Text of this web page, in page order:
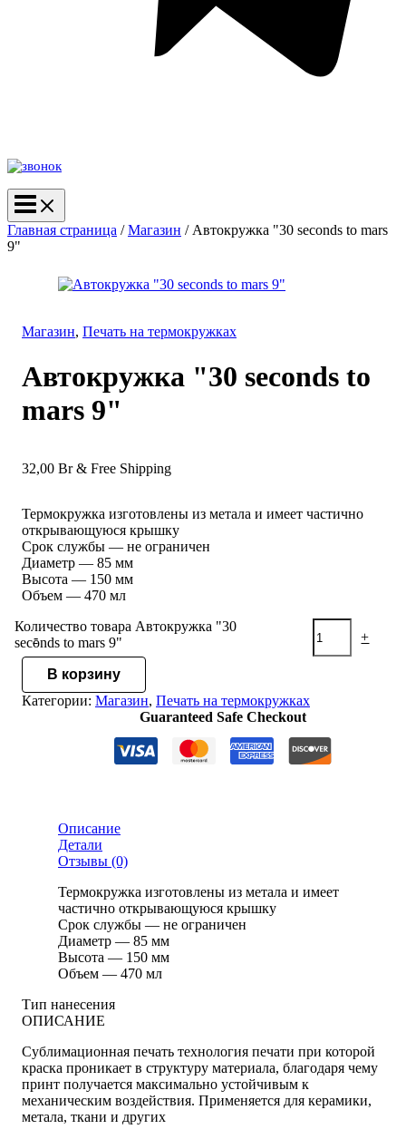
Главная страница /Магазин / Автокружка "30 seconds to mars
9"
Магазин, Печать на термокружках
Автокружка "30 seconds to
mars 9"
32,00 Br & Free Shipping
Термокружка изготовлены из метала и имеет частично
открывающуюся крышку
Срок службы — не ограничен
Диаметр — 85 мм
Высота — 150 мм
Объем — 470 мл
-
Количество товара Автокружка "30
seconds to mars 9"
+
В корзину
Категории: Магазин, Печать на термокружках
Guaranteed Safe Checkout
Описание
Детали
Отзывы (0)
Термокружка изготовлены из метала и имеет
частично открывающуюся крышку
Срок службы — не ограничен
Диаметр — 85 мм
Высота — 150 мм
Объем — 470 мл
Тип нанесения
ОПИСАНИЕ
Сублимационная печать технология печати при которой
краска проникает в структуру материала, благодаря чему
принт получается максимально устойчивым к
механическим воздействия. Применяется для керамики,
метала, ткани и других